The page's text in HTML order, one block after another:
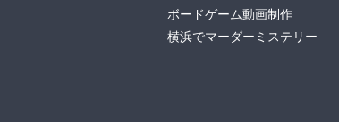
ボードゲーム動画制作
横浜でマーダーミステリー